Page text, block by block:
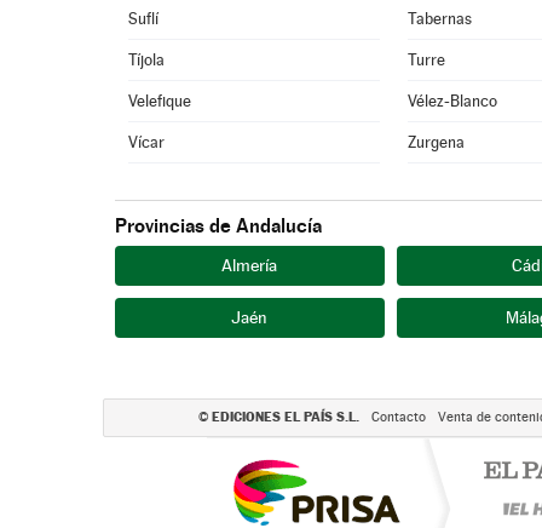
Suflí Tabernas
Tíjola Turre
Velefique Vélez-Blanco
Vícar Zurgena
Provincias de Andalucía
Almería
Jaén
© EDICIONES EL PAÍS S.L. Contacto Venta de